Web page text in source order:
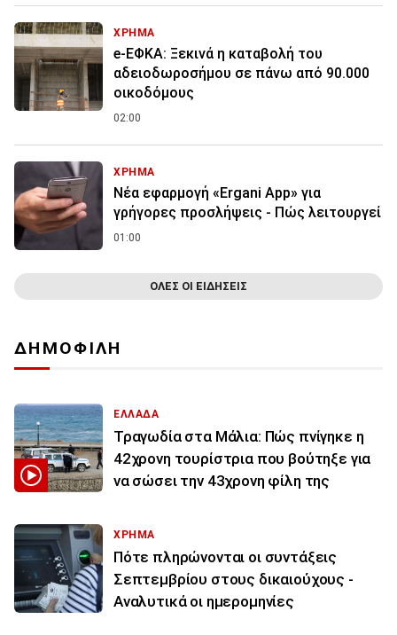
ΧΡΗΜΑ
e-ΕΦΚΑ: Ξεκινά η καταβολή του
αδειοδωροσήμου σε πάνω από 90.000
οικοδόμους
02:00
ΧΡΗΜΑ
Νέα εφαρμογή «Ergani App» για
γρήγορες προσλήψεις - Πώς λειτουργεί
01:00
ΟΛΕΣ ΟΙ ΕΙΔΗΣΕΙΣ
ΔΗΜΟΦΙΛΗ
ΕΛΛΑΔΑ
Τραγωδία στα Μάλια: Πώς πνίγηκε η
42χρονη τουρίστρια που βούτηξε για
να σώσει την 43χρονη φίλη της
ΧΡΗΜΑ
Πότε πληρώνονται οι συντάξεις
Σεπτεμβρίου στους δικαιούχους -
Αναλυτικά οι ημερομηνίες